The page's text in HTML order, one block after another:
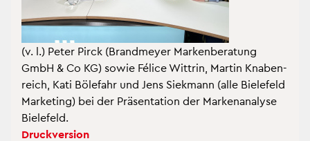
(v. l.) Peter Pirck (Brand­mey­er Mar­ken­be­ra­tung
GmbH & Co KG) sowie Fé­li­ce Wittrin, Mar­tin Kna­ben­
reich, Kati Böle­fahr und Jens Siek­mann (alle Bie­le­feld
Mar­ke­ting) bei der Prä­sen­ta­ti­on der Mar­ken­ana­ly­se
Bie­le­feld.
Druck­ver­si­on